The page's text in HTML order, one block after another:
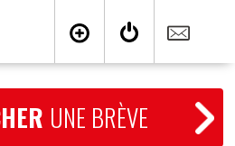
UNE BRÈVE